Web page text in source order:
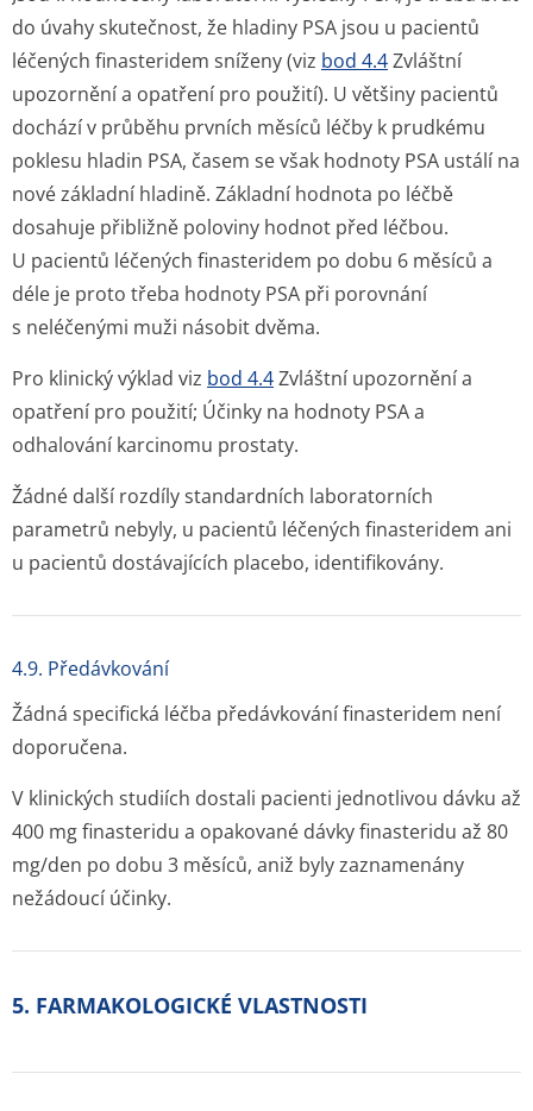
do úvahy skutečnost, že hladiny PSA jsou u pacientů
léčených finasteridem sníženy (viz bod 4.4Zvláštní
upozornění a opatření pro použití). U většiny pacientů
dochází v průběhu prvních měsíců léčby k prudkému
poklesu hladin PSA, časem se však hodnoty PSA ustálí na
nové základní hladině. Základní hodnota po léčbě
dosahuje přibližně poloviny hodnot před léčbou.
U pacientů léčených finasteridem po dobu 6 měsíců a
déle je proto třeba hodnoty PSA při porovnání
s neléčenými muži násobit dvěma.
Pro klinický výklad viz bod 4.4Zvláštní upozornění a
opatření pro použití; Účinky na hodnoty PSA a
odhalování karcinomu prostaty.
Žádné další rozdíly standardních laboratorních
parametrů nebyly, u pacientů léčených finasteridem ani
u pacientů dostávajících placebo, identifikovány.
4.9. Předávkování
Žádná specifická léčba předávkování finasteridem není
doporučena.
V klinických studiích dostali pacienti jednotlivou dávku až
400 mg finasteridu a opakované dávky finasteridu až 80
mg/den po dobu 3 měsíců, aniž byly zaznamenány
nežádoucí účinky.
5. FARMAKOLOGICKÉ VLASTNOSTI